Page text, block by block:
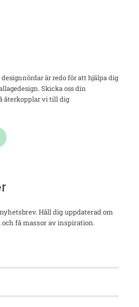
är redo för att hjälpa dig
Skicka oss din
återkopplar vi till dig
Håll dig uppdaterad om
få massor av inspiration.